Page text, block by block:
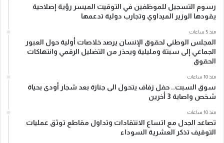
رسوم التسجيل للموظفين في التوقيت الميسر رؤية إصلاحية
يقودها الوزير الميداوي وتجارب دولية تدعمها
منذ 5 ساعات
المجلس الوطني لحقوق الإنسان يرصد خلاصات أولية حول العبور
الجماعي إلى سبتة ومليلية ويحذر من التضليل الرقمي وانتهاكات
الحقوق
منذ 10 ساعات
سوق السبت.. حفل زفاف يتحول الى جنازة بعد شجار أودى بحياة
شخص واصابة 3 أخرين
منذ 10 ساعات
تصاعد الجدل مع اتساع الانتقادات وتداول مقاطع توثق عمليات
التوقيف تذكر العشرية السوداء